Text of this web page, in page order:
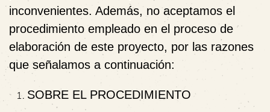
inconvenientes. Además, no aceptamos el
procedimiento empleado en el proceso de
elaboración de este proyecto, por las razones
que señalamos a continuación:
SOBRE EL PROCEDIMIENTO